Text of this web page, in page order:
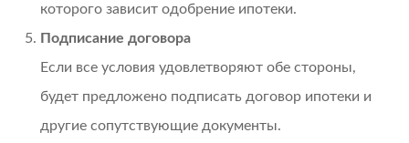
которого зависит одобрение ипотеки.
Подписание договора
Если все условия удовлетворяют обе стороны,
будет предложено подписать договор ипотеки и
другие сопутствующие документы.